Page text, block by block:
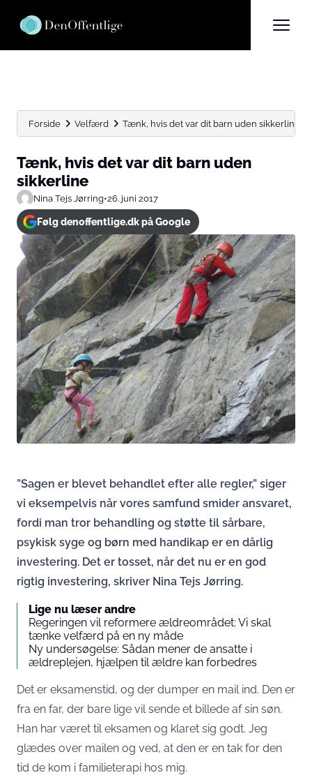
Forside Velfærd Tænk, hvis det var dit barn uden sikkerline
Tænk, hvis det var dit barn uden
sikkerline
Nina Tejs Jørring•26. juni 2017
Følg denoffentlige.dk på Google
”Sagen er blevet behandlet efter alle regler,” siger
vi eksempelvis når vores samfund smider ansvaret,
fordi man tror behandling og støtte til sårbare,
psykisk syge og børn med handikap er en dårlig
investering. Det er tosset, når det nu er en god
rigtig investering, skriver Nina Tejs Jørring.
Lige nu læser andre
Regeringen vil reformere ældreområdet: Vi skal
tænke velfærd på en ny måde
Ny undersøgelse: Sådan mener de ansatte i
ældreplejen, hjælpen til ældre kan forbedres
Det er eksamenstid, og der dumper en mail ind. Den er
fra en far, der bare lige vil sende et billede af sin søn.
Han har været til eksamen og klaret sig godt. Jeg
glædes over mailen og ved, at den er en tak for den
tid de kom i familieterapi hos mig.